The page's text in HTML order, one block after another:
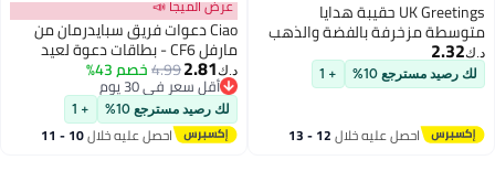
UK Greetings حقيبة هدايا
متوسطة مزخرفة بالفضة والذهب
من UK Greetings
د.ك‏2.32
لك رصيد مسترجع 10% + 1
احصل عليه خلال 12 - 13
عرض الميجا 📣
Ciao دعوات فريق سبايدرمان من
مارفل CF6 - بطاقات دعوة لعيد
ميلاد الأطفال مع أظرف، تصميم
سبايدرمان الديناميكي، بطاقات ملء
للضيوف في حفلة الأبطال الخارقين
د.ك‏2.81
4.99خصم 43%
أقل سعر في 30 يوم
أقل سعر في 30 يوم
لك رصيد مسترجع 10% + 1
احصل عليه خلال 10 - 11